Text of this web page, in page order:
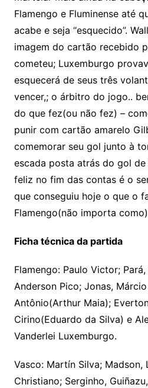
Flamengo e Fluminense até
acabe e seja “esquecido”.
imagem do cartão recebido
cometeu; Luxemburgo
esquecerá de seus três
vencer,; o árbitro do jogo..
do que fez(ou não fez) –
punir com cartão amarelo
comemorar seu gol junto à
escada posta atrás do gol
feliz no fim das contas é o
que conseguiu hoje o que o
Flamengo(não importa
Ficha técnica da partida
Flamengo: Paulo Victor;
Anderson Pico; Jonas,
Antônio(Arthur Maia);
Cirino(Eduardo da Silva) e
Vanderlei Luxemburgo.
Vasco: Martín Silva; Madson,
Christiano; Serginho,